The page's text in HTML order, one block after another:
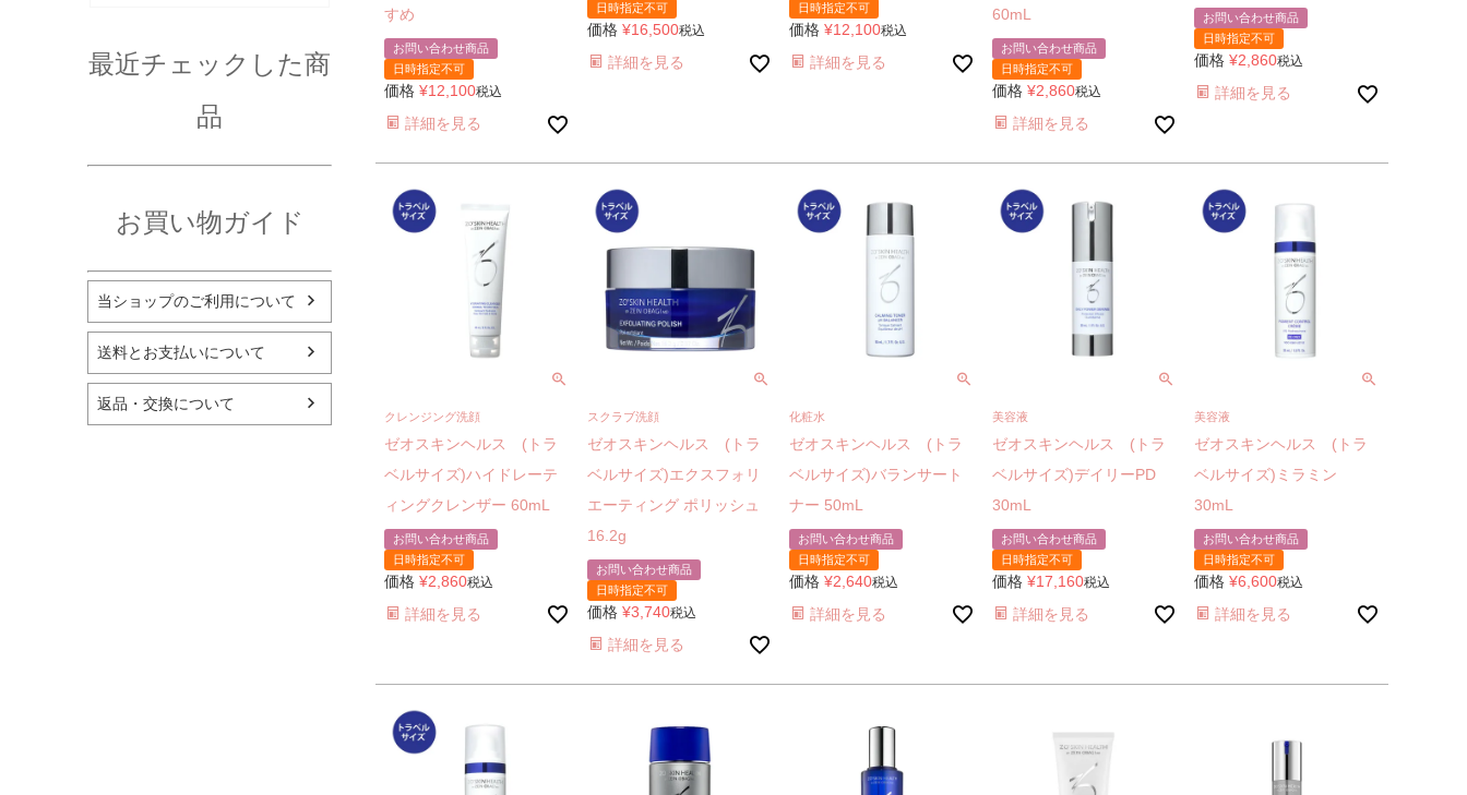
最近チェックした商
品
お買い物ガイド
当ショップのご利用について
送料とお支払いについて
返品・交換について
すめ
お問い合わせ商品
日時指定不可
価格 ¥12,100税込
詳細を見る
日時指定不可
価格 ¥16,500税込
詳細を見る
日時指定不可
価格 ¥12,100税込
詳細を見る
60mL
お問い合わせ商品
日時指定不可
価格 ¥2,860税込
詳細を見る
お問い合わせ商品
日時指定不可
価格 ¥2,860税込
詳細を見る
クレンジング洗顔
ゼオスキンヘルス (トラ
ベルサイズ)ハイドレーテ
ィングクレンザー 60mL
お問い合わせ商品
日時指定不可
価格 ¥2,860税込
詳細を見る
スクラブ洗顔
ゼオスキンヘルス (トラ
ベルサイズ)エクスフォリ
エーティング ポリッシュ
16.2g
お問い合わせ商品
日時指定不可
価格 ¥3,740税込
詳細を見る
化粧水
ゼオスキンヘルス (トラ
ベルサイズ)バランサート
ナー 50mL
お問い合わせ商品
日時指定不可
価格 ¥2,640税込
詳細を見る
美容液
ゼオスキンヘルス (トラ
ベルサイズ)デイリーPD
30mL
お問い合わせ商品
日時指定不可
価格 ¥17,160税込
詳細を見る
美容液
ゼオスキンヘルス (トラ
ベルサイズ)ミラミン
30mL
お問い合わせ商品
日時指定不可
価格 ¥6,600税込
詳細を見る